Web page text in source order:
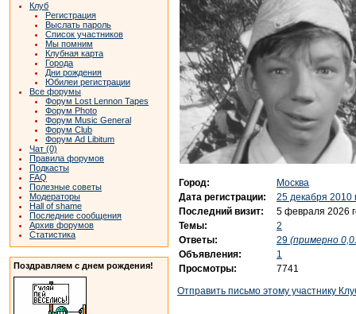
Клуб
Регистрация
Выслать пароль
Список участников
Мы помним
Клубная карта
Города
Дни рождения
Юбилеи регистрации
Все форумы
Форум Lost Lennon Tapes
Форум Photo
Форум Music General
Форум Club
Форум Ad Libitum
Чат (0)
Правила форумов
Подкасты
FAQ
Полезные советы
Модераторы
Hall of shame
Последние сообщения
Архив форумов
Статистика
Поздравляем с днем рождения!
Город:
Москва
Дата регистрации:
25 декабря 2010
Последний визит:
5 февраля 2026
Темы:
2
Ответы:
29 (примерно
Объявления:
1
Просмотры:
7741
Отправить письмо этому участнику